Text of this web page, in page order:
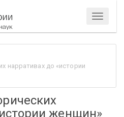
Меню
нарративах до «истории
женщин»